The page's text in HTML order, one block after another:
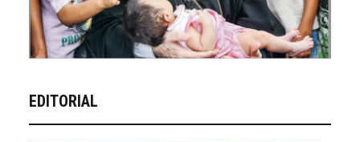
EDITORIAL